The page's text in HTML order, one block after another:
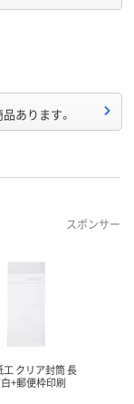
品あります。
スポンサー
工 クリア封筒 長
+郵便枠印刷